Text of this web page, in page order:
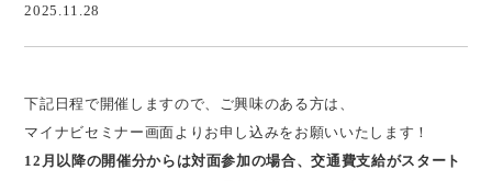
2025.11.28
下記日程で開催しますので、ご興味のある方は、
マイナビセミナー画面よりお申し込みをお願いいたします！
12月以降の開催分からは対面参加の場合、交通費支給がスタート